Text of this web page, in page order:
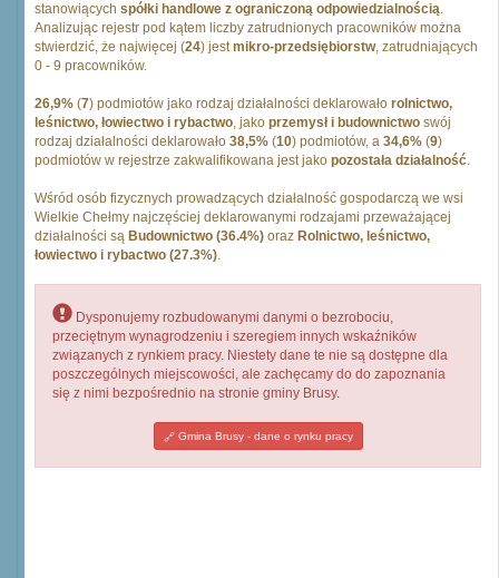
stanowiących spółki handlowe z ograniczoną odpowiedzialnością.
Analizując rejestr pod kątem liczby zatrudnionych pracowników można
stwierdzić, że najwięcej (24) jestmikro-przedsiębiorstw, zatrudniających
0 - 9 pracowników.
26,9% (7) podmiotów jako rodzaj działalności deklarowało rolnictwo,
leśnictwo, łowiectwo i rybactwo, jako przemysł i budownictwo swój
rodzaj działalności deklarowało 38,5% (10) podmiotów, a 34,6% (9)
podmiotów w rejestrze zakwalifikowana jest jako pozostała działalność.
Wśród osób fizycznych prowadzących działalność gospodarczą we wsi
Wielkie Chełmy najczęściej deklarowanymi rodzajami przeważającej
działalności są Budownictwo (36.4%) oraz Rolnictwo, leśnictwo,
łowiectwo i rybactwo (27.3%).
Dysponujemy rozbudowanymi danymi o bezrobociu,
przeciętnym wynagrodzeniu i szeregiem innych wskaźników
związanych z rynkiem pracy. Niestety dane te nie są dostępne dla
poszczególnych miejscowości, ale zachęcamy do do zapoznania
się z nimi bezpośrednio na stronie gminy Brusy.
Gmina Brusy - dane o rynku pracy